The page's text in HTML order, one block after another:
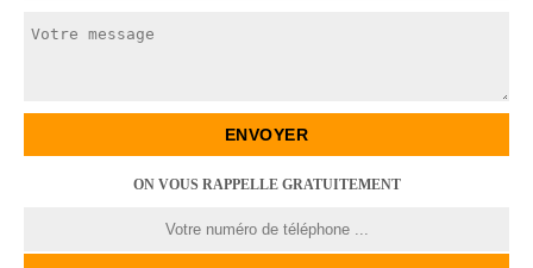
ON VOUS RAPPELLE GRATUITEMENT